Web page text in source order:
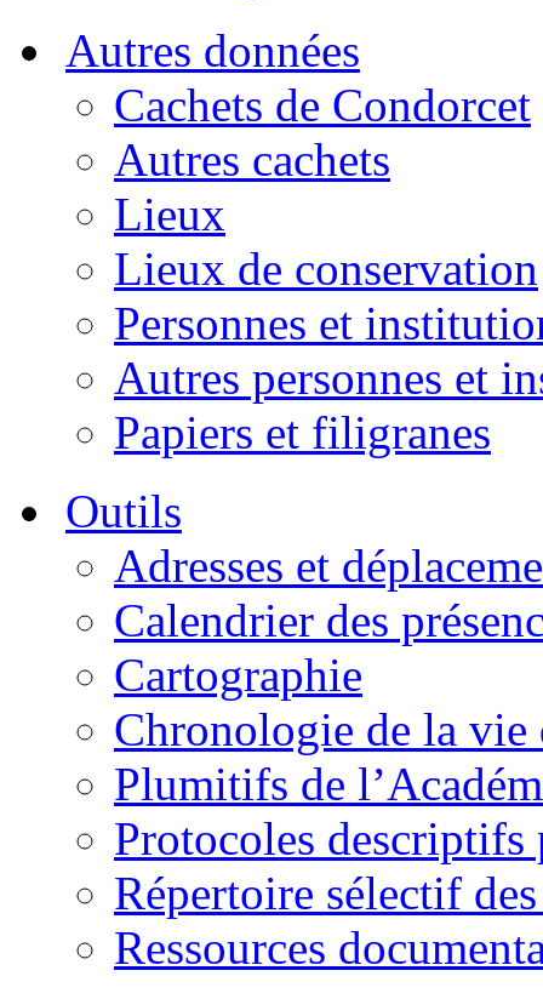
Autres données
Cachets de Condorcet
Autres cachets
Lieux
Lieux de conservation
Personnes et
Autres personnes et
Papiers et filigranes
Outils
Adresses et
Calendrier des
Cartographie
Chronologie de la vie
Plumitifs de
Protocoles descriptifs
Répertoire sélectif
Ressources